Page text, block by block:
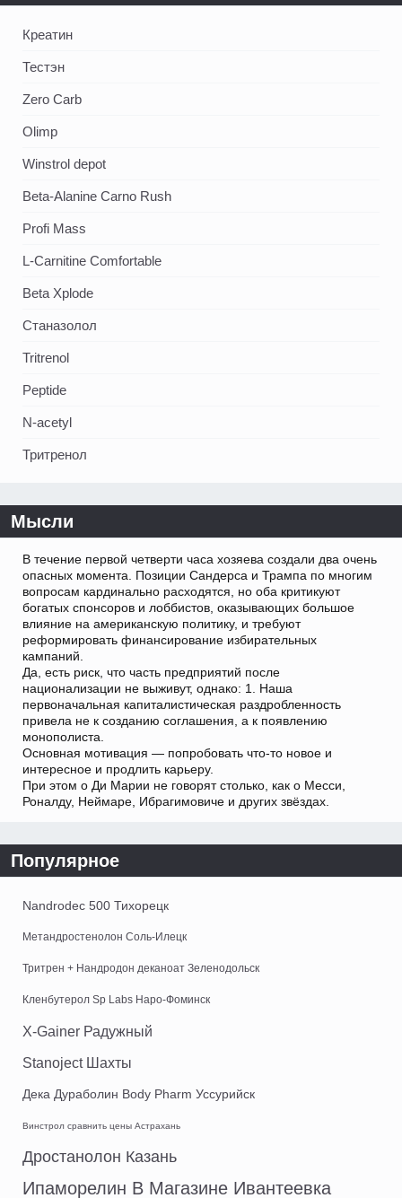
Креатин
Тестэн
Zero Carb
Olimp
Winstrol depot
Beta-Alanine Carno Rush
Profi Mass
L-Carnitine Comfortable
Beta Xplode
Станазолол
Tritrenol
Peptide
N-acetyl
Тритренол
Мысли
В течение первой четверти часа хозяева создали два очень
опасных момента. Позиции Сандерса и Трампа по многим
вопросам кардинально расходятся, но оба критикуют
богатых спонсоров и лоббистов, оказывающих большое
влияние на американскую политику, и требуют
реформировать финансирование избирательных
кампаний.
Да, есть риск, что часть предприятий после
национализации не выживут, однако: 1. Наша
первоначальная капиталистическая раздробленность
привела не к созданию соглашения, а к появлению
монополиста.
Основная мотивация — попробовать что-то новое и
интересное и продлить карьеру.
При этом о Ди Марии не говорят столько, как о Месси,
Роналду, Неймаре, Ибрагимовиче и других звёздах.
Популярное
Nandrodec 500 Тихорецк
Метандростенолон Соль-Илецк
Тритрен + Нандродон деканоат Зеленодольск
Кленбутерол Sp Labs Наро-Фоминск
X-Gainer Радужный
Stanoject Шахты
Дека Дураболин Body Pharm Уссурийск
Винстрол сравнить цены Астрахань
Дростанолон Казань
Ипаморелин В Магазине Ивантеевка